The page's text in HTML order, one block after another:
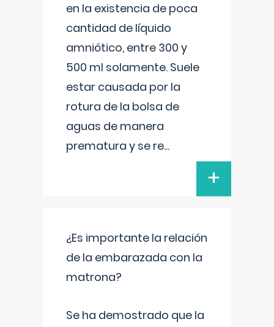
en la existencia de poca
cantidad de líquido
amniótico, entre 300 y
500 ml solamente. Suele
estar causada por la
rotura de la bolsa de
aguas de manera
prematura y se re...
+
¿Es importante la relación
de la embarazada con la
matrona?
Se ha demostrado que la